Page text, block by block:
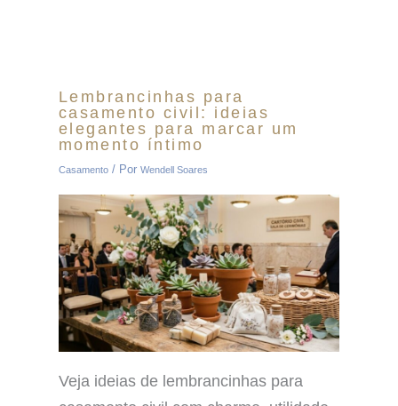
Lembrancinhas para
casamento civil: ideias
elegantes para marcar um
momento íntimo
Casamento/ Por Wendell Soares
Veja ideias de lembrancinhas para